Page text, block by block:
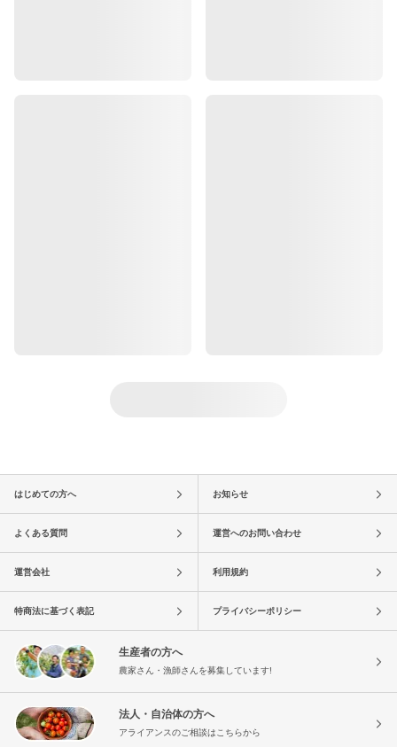
はじめての方へ お知らせ
よくある質問 運営へのお問い合わせ
運営会社 利用規約
特商法に基づく表記 プライバシーポリシー
生産者の方へ
農家さん・漁師さんを募集しています!
法人・自治体の方へ
アライアンスのご相談はこちらから